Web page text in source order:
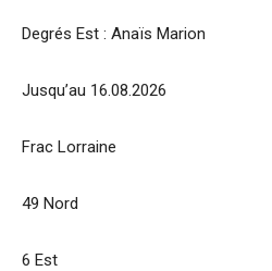
Degrés Est : Anaïs Marion
Jusqu’au 16.08.2026
Frac Lorraine
49 Nord
6 Est